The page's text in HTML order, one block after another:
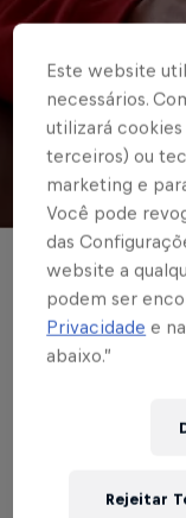
FUTEBOL
esse
Este website
necessários.
utilizará
terceiros) ou
marketing e
Você pode
das
website a
podem ser
Privacidade e
abaixo.”
Rejeitar